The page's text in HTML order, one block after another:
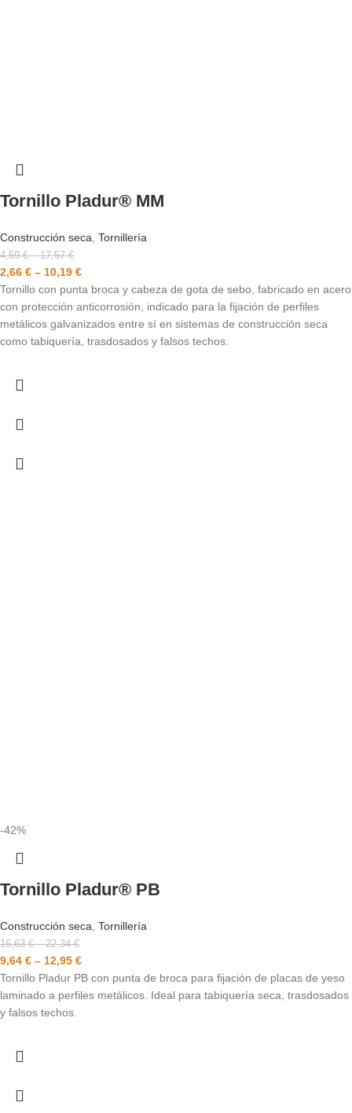
Tornillo Pladur® MM
Construcción seca, Tornillería
4,59€–17,57€
2,66 € – 10,19 €
Tornillo con punta broca y cabeza de gota de sebo, fabricado en acero
con protección anticorrosión, indicado para la fijación de perfiles
metálicos galvanizados entre sí en sistemas de construcción seca
como tabiquería, trasdosados y falsos techos.
-42%
Tornillo Pladur® PB
Construcción seca, Tornillería
16,63€–22,34€
9,64 € – 12,95 €
Tornillo Pladur PB con punta de broca para fijación de placas de yeso
laminado a perfiles metálicos. Ideal para tabiquería seca, trasdosados
y falsos techos.